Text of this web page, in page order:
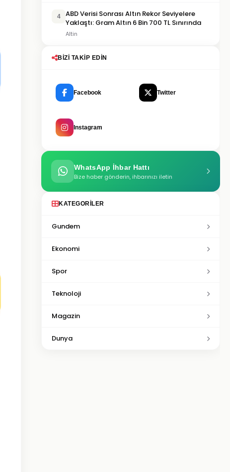
4
ABD Verisi Sonrası Altın Rekor Seviyelere
Yaklaştı: Gram Altın 6 Bin 700 TL Sınırında
Altin
BIZI TAKIP EDIN
Facebook Twitter
Instagram
WhatsApp İhbar Hattı
Bize haber gönderin, ihbarınızı iletin
KATEGORILER
Gundem
Ekonomi
Spor
Teknoloji
Magazin
Dunya